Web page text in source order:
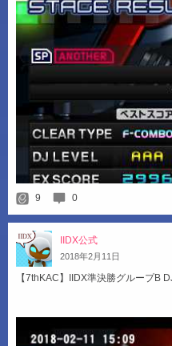
9 0
IIDX公式
2018年2月 11 日
【7thKAC】IIDX準決勝グループB